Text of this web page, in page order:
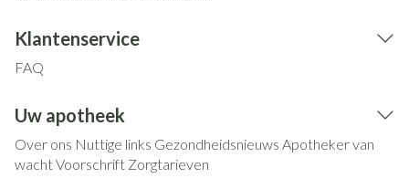
Klantenservice
FAQ
Uw apotheek
Over ons Nuttige links Gezondheidsnieuws Apotheker van
wachtVoorschrift Zorgtarieven